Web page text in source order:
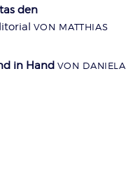
den
VON MATTHIAS
in Hand VON DANIELA